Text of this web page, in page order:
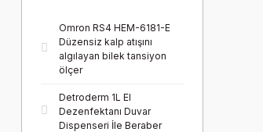
Omron RS4 HEM-6181-E
Düzensiz kalp atışını
algılayan bilek tansiyon
ölçer
Detroderm 1L El
Dezenfektanı Duvar
Dispenseri İle Beraber